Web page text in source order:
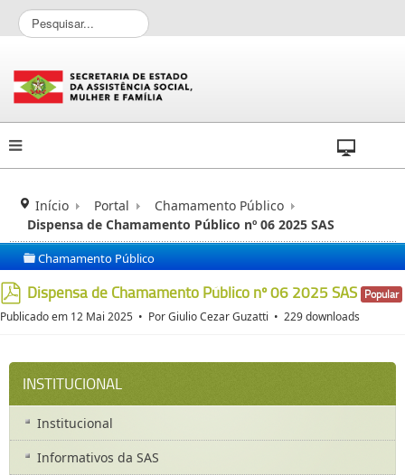
P
e
q
u
i
s
a
Início Portal
Chamamento Público
Dispensa de Chamamento Público nº 06 2025 SAS
folder
Chamamento Público
pdf
Dispensa de Chamamento Público nº 06 2025 SAS Popular
Publicado em 12 Mai 2025 PorGiulio Cezar Guzatti 229 downloads
INSTITUCIONAL
Institucional
Informativos da SAS